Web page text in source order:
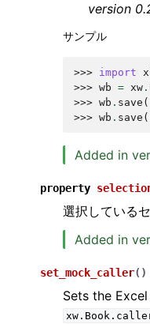
version
サンプル
>>> import
>>> wb = xw .
>>> wb . save
>>> wb . save (
Added in
property
選択している
Added in
set_mock_caller( )
Sets the